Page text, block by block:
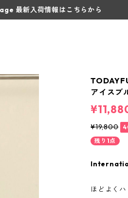
最新入荷情報はこちらから
アイス
¥19,800
残り1点
ほどよく